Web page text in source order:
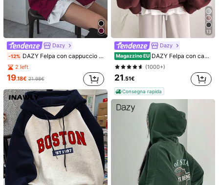
1/6
15.39€
DAZY Felpa con cappuccio a maniche
lunghe con ricamo a lettera, spalle a goccia e
coulisse
IT Standard
36(S) 38 (M) 40(L) (XL)
Dazy
-12% DAZY Felpa con cappuccio ampia da donna con stampa di lettere natalizie, adatta per le vacanze, manica lunga, top autunnale, felpe da donna
2 left
19.18€ 21.98€
13
Dazy
Magazzino EU DAZY Felpa con cappuccio e tasche grandi, senza maglietta, maniche lunghe, abbigliamento autunnale da donna
(1000+)
21.51€
Consegna rapida